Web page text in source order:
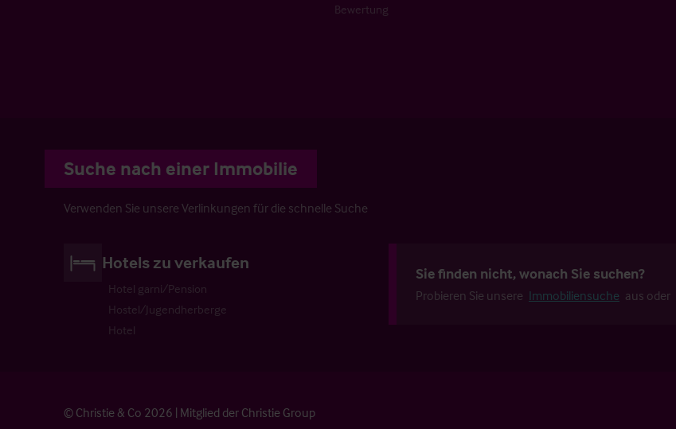
Bewertung
Suche nach einer Immobilie
Verwenden Sie unsere Verlinkungen für die schnelle Suche
Hotels zu verkaufen
Hotel garni/Pension
Hostel/Jugendherberge
Hotel
Sie finden nicht, wonach Sie suchen?
Probieren Sie unsere Immobiliensuche aus oder
© Christie & Co 2026 | Mitglied der Christie Group